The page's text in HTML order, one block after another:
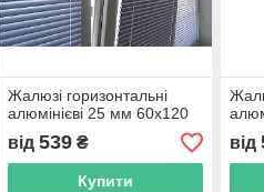
Жалюзі горизонтальні
алюмінієві 25 мм 60х120
від 539₴
Купити
від